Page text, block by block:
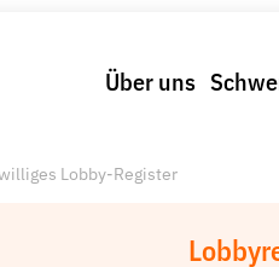
Über uns
Lobby-Register